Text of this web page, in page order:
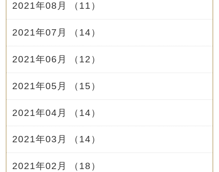
2021年08月 （11）
2021年07月 （14）
2021年06月 （12）
2021年05月 （15）
2021年04月 （14）
2021年03月 （14）
2021年02月 （18）